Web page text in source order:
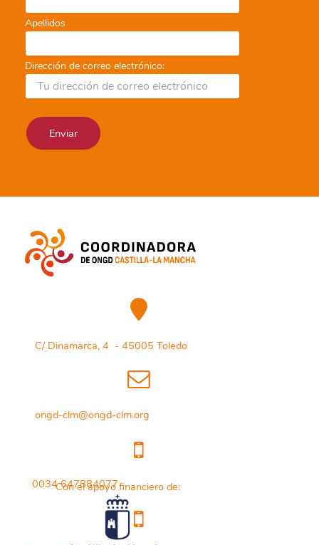
Apellidos
Dirección de correo electrónico:
C/ Dinamarca, 4 - 45005 Toledo
ongd-clm@ongd-clm.org
0034 647884077
Con el apoyo financiero de: